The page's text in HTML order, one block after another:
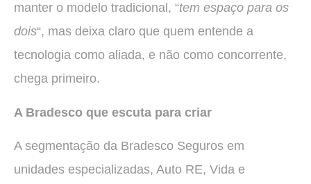
manter o modelo tradicional, “tem espaço para os
dois“, mas deixa claro que quem entende a
tecnologia como aliada, e não como concorrente,
chega primeiro.
A Bradesco que escuta para criar
A segmentação da Bradesco Seguros em
unidades especializadas, Auto RE, Vida e